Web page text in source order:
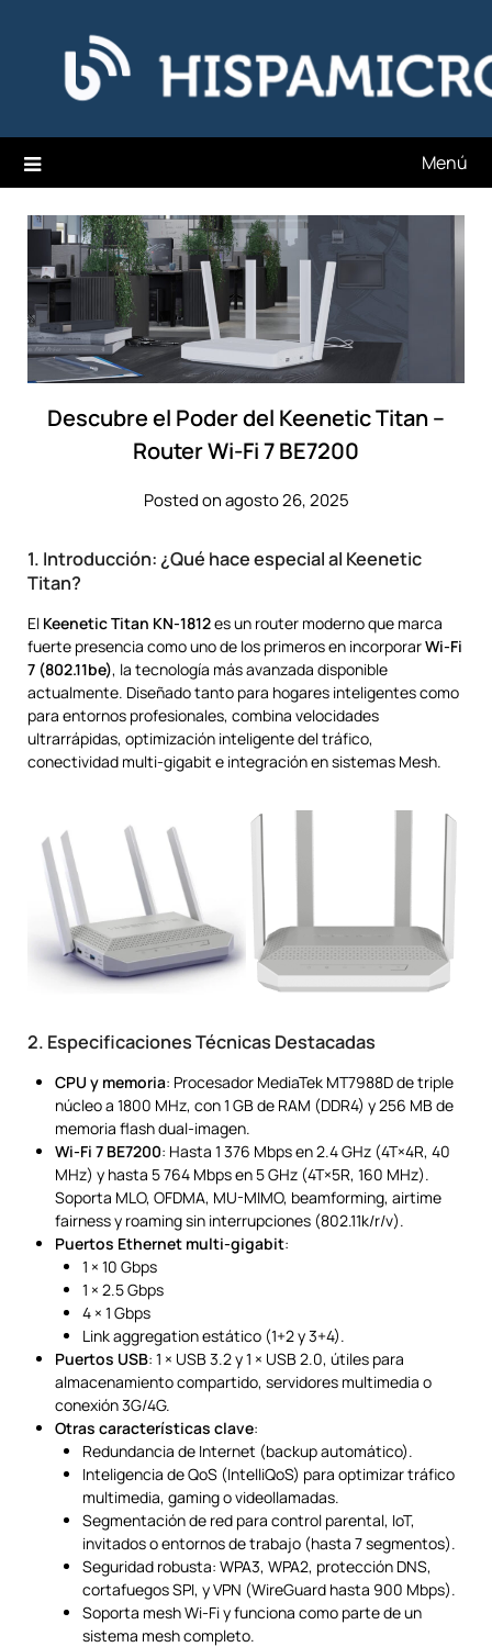
contenido
Hispamicro Blog
Menú
Descubre el Poder del Keenetic Titan –
Router Wi-Fi 7 BE7200
Posted on agosto 26, 2025
1. Introducción: ¿Qué hace especial al Keenetic
Titan?
El Keenetic Titan KN-1812es un router moderno que marca
fuerte presencia como uno de los primeros en incorporarWi-Fi
7 (802.11be), la tecnología más avanzada disponible
actualmente. Diseñado tanto para hogares inteligentes como
para entornos profesionales, combina velocidades
ultrarrápidas, optimización inteligente del tráfico,
conectividad multi-gigabit e integración en sistemas Mesh.
2. Especificaciones Técnicas Destacadas
CPU y memoria: Procesador MediaTek MT7988D de triple
núcleo a 1800 MHz, con 1 GB de RAM (DDR4) y 256 MB de
memoria flash dual-imagen.
Wi-Fi 7 BE7200: Hasta 1 376 Mbps en 2.4 GHz (4T×4R, 40
MHz) y hasta 5 764 Mbps en 5 GHz (4T×5R, 160 MHz).
Soporta MLO, OFDMA, MU-MIMO, beamforming, airtime
fairness y roaming sin interrupciones (802.11k/r/v).
Puertos Ethernet multi-gigabit:
1 × 10 Gbps
1 × 2.5 Gbps
4 × 1 Gbps
Link aggregation estático (1+2 y 3+4).
Puertos USB: 1 × USB 3.2 y 1 × USB 2.0, útiles para
almacenamiento compartido, servidores multimedia o
conexión 3G/4G.
Otras características clave:
Redundancia de Internet (backup automático).
Inteligencia de QoS (IntelliQoS) para optimizar tráfico
multimedia, gaming o videollamadas.
Segmentación de red para control parental, IoT,
invitados o entornos de trabajo (hasta 7 segmentos).
Seguridad robusta: WPA3, WPA2, protección DNS,
cortafuegos SPI, y VPN (WireGuard hasta 900 Mbps).
Soporta mesh Wi-Fi y funciona como parte de un
sistema mesh completo.